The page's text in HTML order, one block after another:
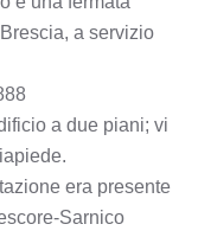
a servizio
a due piani; vi
era presente
Sarnico